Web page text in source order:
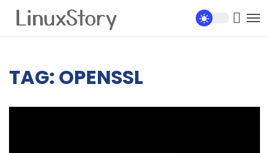
TAG: OPENSSL